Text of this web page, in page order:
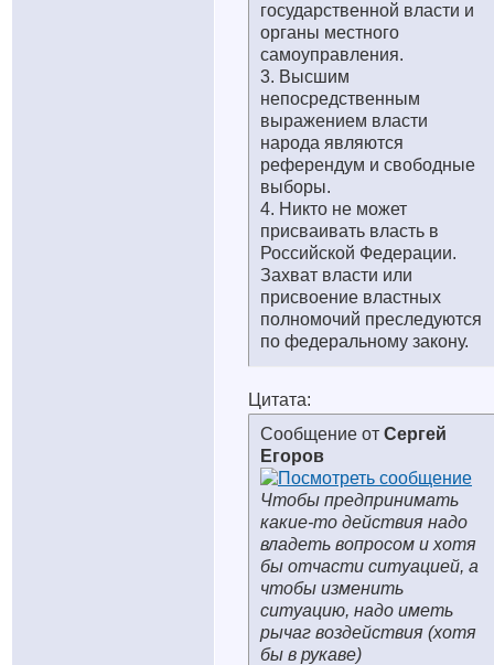
государственной власти и
органы местного
самоуправления.
3. Высшим
непосредственным
выражением власти
народа являются
референдум и свободные
выборы.
4. Никто не может
присваивать власть в
Российской Федерации.
Захват власти или
присвоение властных
полномочий преследуются
по федеральному закону.
Цитата:
Сообщение от Сергей
Егоров
Чтобы предпринимать
какие-то действия надо
владеть вопросом и хотя
бы отчасти ситуацией, а
чтобы изменить
ситуацию, надо иметь
рычаг воздействия (хотя
бы в рукаве)